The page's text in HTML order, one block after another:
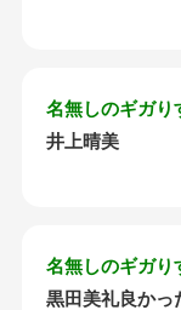
名無しのギガり
井上晴美
名無しのギガり
黒田美礼良かっ